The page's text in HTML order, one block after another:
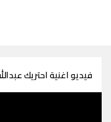
فيديو اغنية احتريك